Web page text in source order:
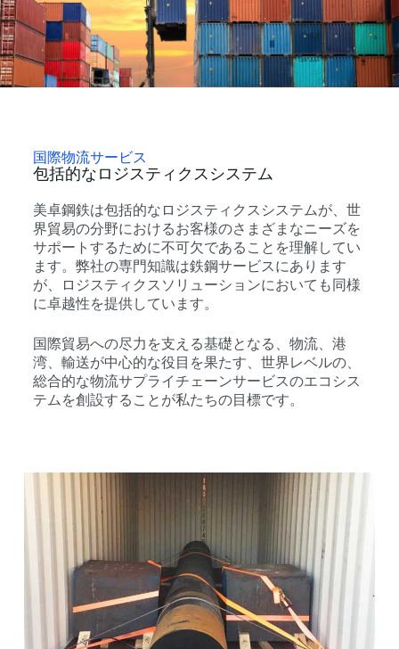
国際物流サービス
包括的なロジスティクスシステム
美卓鋼鉄は包括的なロジスティクスシステムが、世
界貿易の分野におけるお客様のさまざまなニーズを
サポートするために不可欠であることを理解してい
ます。弊社の専門知識は鉄鋼サービスにあります
が、ロジスティクスソリューションにおいても同様
に卓越性を提供しています。
国際貿易への尽力を支える基礎となる、物流、港
湾、輸送が中心的な役目を果たす、世界レベルの、
総合的な物流サプライチェーンサービスのエコシス
テムを創設することが私たちの目標です。